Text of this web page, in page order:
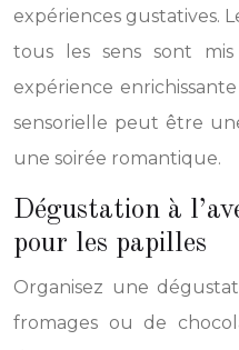
expériences gustatives.
tous les sens sont
expérience
sensorielle peut être
une soirée romantique.
Dégustation à
pour les papilles
Organisez une
fromages ou de